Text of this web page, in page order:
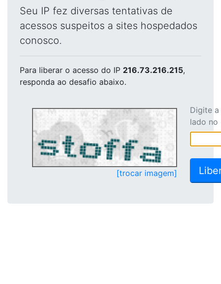
Seu IP fez diversas tentativas de
acessos suspeitos a sites hospedados
conosco.
Para liberar o acesso do IP 216.73.216.215,
responda ao desafio abaixo.
[trocar imagem]
Digite
lado no